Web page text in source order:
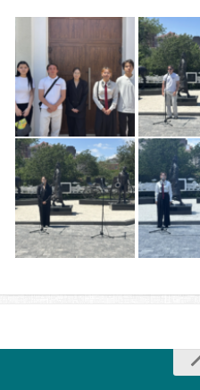
Библиотека
Студенческий совет
Студенческое научное
Социальная поддержка
Центр содействия
График учебного
Электронное обучение и
образовательные
Демонстрационный
Образовательный кредит